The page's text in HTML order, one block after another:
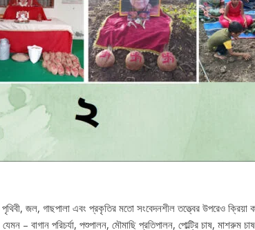
জল, গাছপালা এবং প্রকৃতির মতো সংবেদনশীল তত্ত্বের উপরেও
– বাগান পরিচর্যা, পশুপালন, মৌমাছি প্রতিপালন, পোল্ট্রি চাষ, মাশরুম